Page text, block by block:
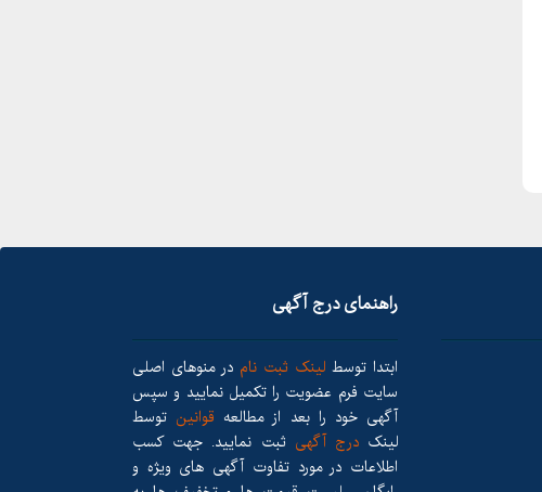
راهنمای درج آگهی
ابتدا توسط لینک ثبت نام در منوهای اصلی
سایت فرم عضویت را تکمیل نمایید و سپس
آگهی خود را بعد از مطالعه قوانین توسط
لینکدرج آگهی ثبت نمایید. جهت کسب
اطلاعات در مورد تفاوت آگهی های ویژه و